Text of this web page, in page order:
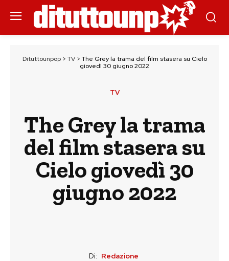
Dituttounpop> TV> The Grey la trama del film stasera su Cielo
giovedì 30 giugno 2022
TV
The Grey la trama
del film stasera su
Cielo giovedì 30
giugno 2022
Di: Redazione